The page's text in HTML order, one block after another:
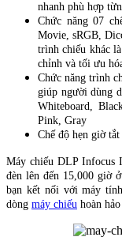
nhanh phù hợp
Chức năng 07
Movie, sRGB,
trình chiếu khác
chỉnh và tối ưu
Chức năng trình
giúp người dùng
Whiteboard,
Pink, Gray
Chế độ hẹn giờ
Máy chiếu DLP Infocus
đèn lên đến 15,000 giờ
bạn kết nối với máy
dòng máy chiếu hoàn